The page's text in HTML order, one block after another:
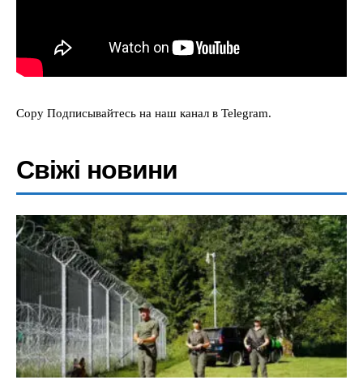
Copy Подписывайтесь на наш канал в Telegram.
Свіжі новини